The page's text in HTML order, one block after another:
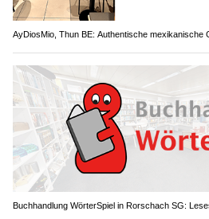
AyDiosMio, Thun BE: Authentische mexikanische
Buchhandlung WörterSpiel in Rorschach SG: